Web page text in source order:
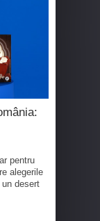
pentru
alegerile
desert